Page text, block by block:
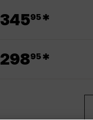
34595 *
29895 *